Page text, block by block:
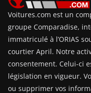
Voitures.com est un
groupe Comparadise,
immatriculé à l’ORIAS
courtier April. Notre
consentement. Celui-ci
législation en vigueur.
ou supprimer vos